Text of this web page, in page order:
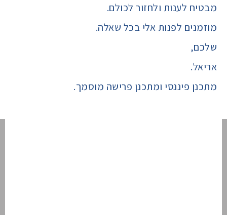
מבטיח לענות ולחזור לכולם.
מוזמנים לפנות אלי בכל שאלה.
שלכם,
אריאל.
מתכנן פיננסי ומתכנן פרישה מוסמך.